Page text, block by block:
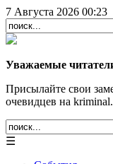
7 Августа 2026 00:23
Уважаемые
Присылайте свои
очевидцев на
☰